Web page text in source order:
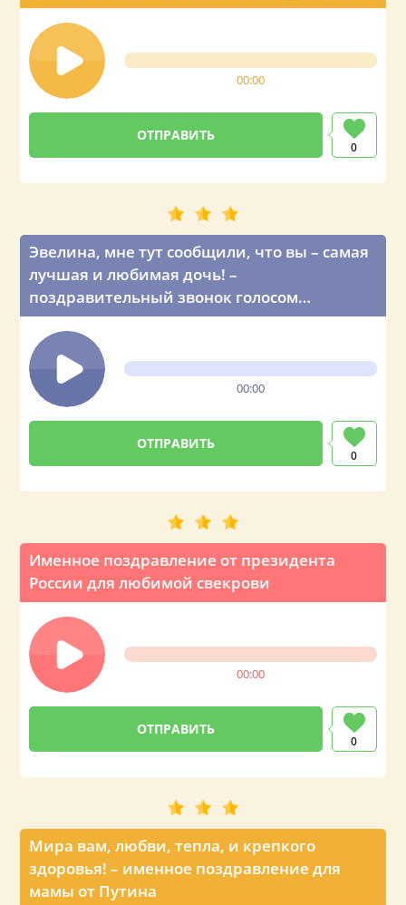
Путина
00:00
0
Эвелина, мне тут сообщили, что вы – самая
лучшая и любимая дочь! –
поздравительный звонок голосом
Владимира Путина
00:00
0
Именное поздравление от президента
России для любимой свекрови
00:00
0
Мира вам, любви, тепла, и крепкого
здоровья! – именное поздравление для
мамы от Путина